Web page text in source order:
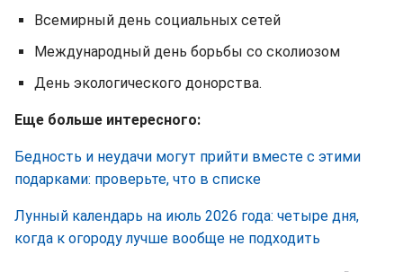
Всемирный день социальных сетей
Международный день борьбы со сколиозом
День экологического донорства.
Еще больше интересного:
Бедность и неудачи могут прийти вместе с этими
подарками: проверьте, что в списке
Лунный календарь на июль 2026 года: четыре дня,
когда к огороду лучше вообще не подходить